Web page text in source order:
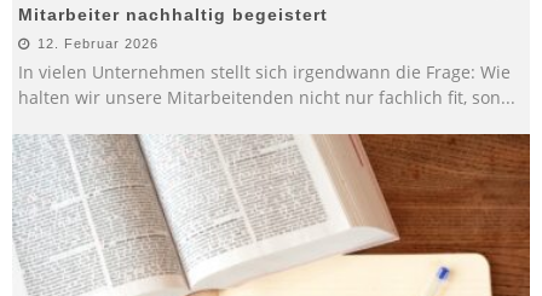
Mitarbeiter nachhaltig begeistert
12. Februar 2026
In vielen Unternehmen stellt sich irgendwann die Frage: Wie
halten wir unsere Mitarbeitenden nicht nur fachlich fit, son...